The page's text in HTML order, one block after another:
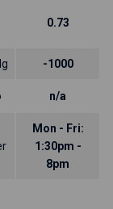
0.73
-1000
n/a
Mon - Fri:
1:30pm -
8pm